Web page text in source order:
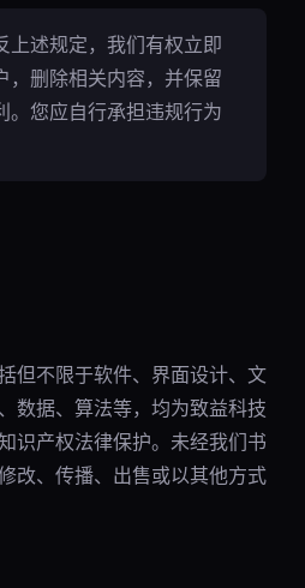
上述规定，我们有权立即
，删除相关内容，并保留
。您应自行承担违规行为
但不限于软件、界面设计、文
数据、算法等，均为致益科技
识产权法律保护。未经我们书
改、传播、出售或以其他方式